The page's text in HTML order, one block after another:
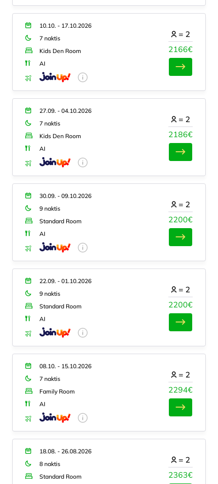
10.10. - 17.10.2026
7 naktis
Kids Den Room
AI
2166€
= 2
27.09. - 04.10.2026
7 naktis
Kids Den Room
AI
2186€
= 2
30.09. - 09.10.2026
9 naktis
Standard Room
AI
2200€
= 2
22.09. - 01.10.2026
9 naktis
Standard Room
AI
2200€
= 2
08.10. - 15.10.2026
7 naktis
Family Room
AI
2294€
= 2
18.08. - 26.08.2026
8 naktis
Standard Room
2363€
= 2